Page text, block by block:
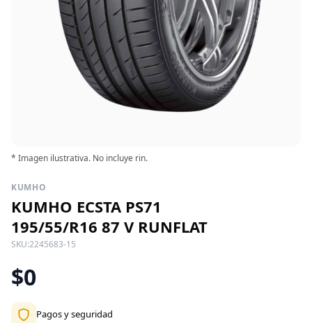
* Imagen ilustrativa. No incluye rin.
KUMHO
KUMHO ECSTA PS71
195/55/R16 87 V RUNFLAT
SKU:2245683-15
$0
Pagos y seguridad